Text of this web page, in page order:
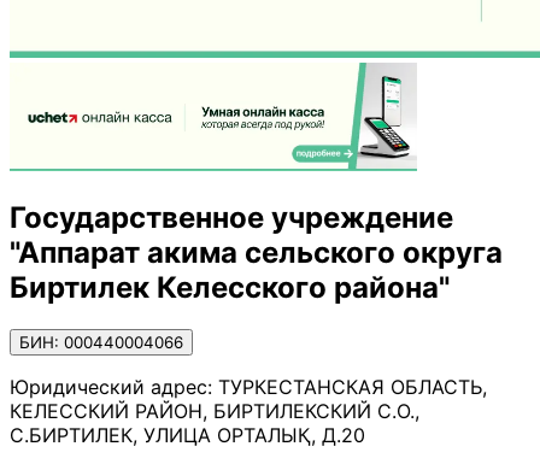
Государственное учреждение
"Аппарат акима сельского округа
Биртилек Келесского района"
БИН: 000440004066
Юридический адрес: ТУРКЕСТАНСКАЯ ОБЛАСТЬ,
КЕЛЕССКИЙ РАЙОН, БИРТИЛЕКСКИЙ С.О.,
С.БИРТИЛЕК, УЛИЦА ОРТАЛЫҚ, Д.20